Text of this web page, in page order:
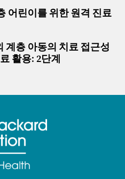
어린이를 위한 원격 진료
계층 아동의 치료 접근성
활용: 2단계